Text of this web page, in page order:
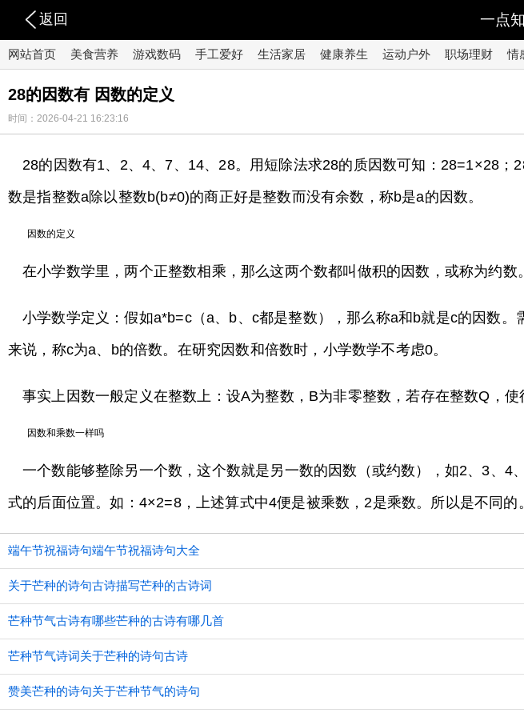
返回 一点
网站首页 美食营养 游戏数码 手工爱好 生活家居 健康养生 运动户外 职场理财 情
28的因数有 因数的定义
时间：2026-04-21 16:23:16
28的因数有1、2、4、7、14、28。用短除法求28的质因数可知：28=1×28
数是指整数a除以整数b(b≠0)的商正好是整数而没有余数，称b是a的因数。
因数的定义
在小学数学里，两个正整数相乘，那么这两个数都叫做积的因数，或称为约数。
小学数学定义：假如a*b=c（a、b、c都是整数），那么称a和b就是c的因数
来说，称c为a、b的倍数。在研究因数和倍数时，小学数学不考虑0。
事实上因数一般定义在整数上：设A为整数，B为非零整数，若存在整数Q，
因数和乘数一样吗
一个数能够整除另一个数，这个数就是另一数的因数（或约数），如2、3、
式的后面位置。如：4×2=8，上述算式中4便是被乘数，2是乘数。所以是不同的。
端午节祝福诗句端午节祝福诗句大全
关于芒种的诗句古诗描写芒种的古诗词
芒种节气古诗有哪些芒种的古诗有哪几首
芒种节气诗词关于芒种的诗句古诗
赞美芒种的诗句关于芒种节气的诗句